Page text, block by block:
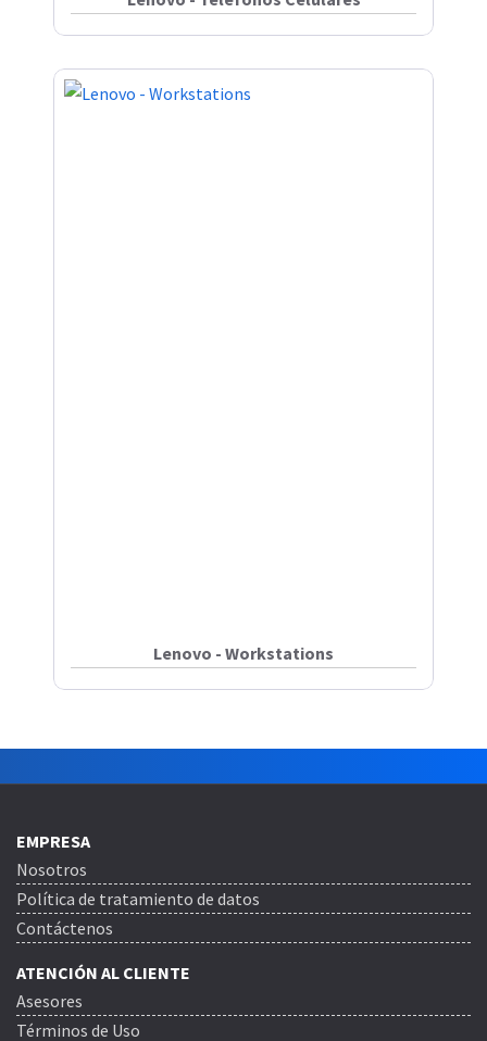
Lenovo - Workstations
EMPRESA
Nosotros
Política de tratamiento de datos
Contáctenos
ATENCIÓN AL CLIENTE
Asesores
Términos de Uso